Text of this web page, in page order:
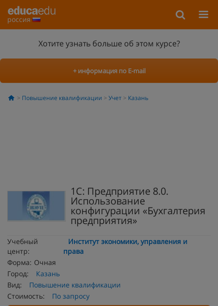
россия
Хотите узнать больше об этом курсе?
+ информация по E-mail
Повышение квалификации Учет Казань
1C: Предприятие 8.0.
Использование
конфигурации «Бухгалтерия
предприятия»
Учебный
центр:
Институт экономики, управления и
права
Форма: Очная
Город:
Казань
Вид:
Повышение квалификации
Стоимость:
По запросу